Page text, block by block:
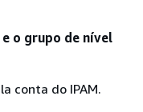
o grupo de nível
conta do IPAM.